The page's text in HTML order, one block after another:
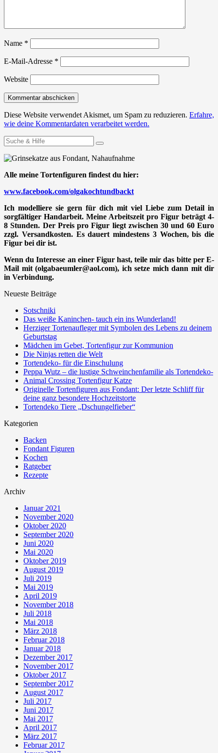
Name *
E-Mail-Adresse *
Website
Diese Website verwendet Akismet, um Spam zu reduzieren. Erfahre,
wie deine Kommentardaten verarbeitet werden.
Suchen
nach:
Alle meine Tortenfiguren findest du hier:
www.facebook.com/olgakochtundbackt
Ich modelliere sie gern für dich mit viel Liebe zum Detail in
sorgfältiger Handarbeit. Meine Arbeitszeit pro Figur beträgt 4-
8 Stunden. Der Preis pro Figur liegt zwischen 30 und 60 Euro
zzgl. Versandkosten. Es dauert mindestens 3 Wochen, bis die
Figur bei dir ist.
Wenn du Interesse an einer Figur hast, teile mir das bitte per E-
Mail mit (olgabaeumler@aol.com), ich setze mich dann mit dir
in Verbindung.
Neueste Beiträge
Sotschniki
Das weiße Kaninchen- tauch ein ins Wunderland!
Herziger Tortenaufleger mit Symbolen des Lebens zu deinem
Geburtstag
Mädchen im Gebet, Tortenfigur zur Kommunion
Die Ninjas retten die Welt
Tortendeko- für die Einschulung
Peppa Wutz – die lustige Schweinchenfamilie als Tortendeko-
Animal Crossing Tortenfigur Katze
Originelle Tortenfiguren aus Fondant: Der letzte Schliff für
deine ganz besondere Hochzeitstorte
Tortendeko Tiere „Dschungelfieber“
Kategorien
Backen
Fondant Figuren
Kochen
Ratgeber
Rezepte
Archiv
Januar 2021
November 2020
Oktober 2020
September 2020
Juni 2020
Mai 2020
Oktober 2019
August 2019
Juli 2019
Mai 2019
April 2019
November 2018
Juli 2018
Mai 2018
März 2018
Februar 2018
Januar 2018
Dezember 2017
November 2017
Oktober 2017
September 2017
August 2017
Juli 2017
Juni 2017
Mai 2017
April 2017
März 2017
Februar 2017